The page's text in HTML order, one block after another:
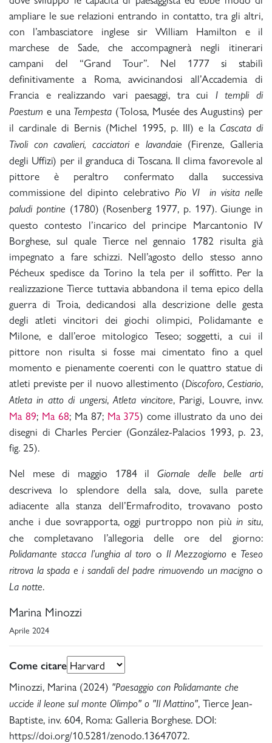
ampliare le sue relazioni entrando in contatto, tra gli altri,
con l’ambasciatore inglese sir William Hamilton e il
marchese de Sade, che accompagnerà negli itinerari
campani del “Grand Tour”. Nel 1777 si stabilì
definitivamente a Roma, avvicinandosi all’Accademia di
Francia e realizzando vari paesaggi, tra cui
I templi di
Paestum e una Tempesta (Tolosa, Musée des Augustins) per
il cardinale di Bernis (Michel 1995, p. III) e la Cascata di
Tivoli con cavalieri, cacciatori e lavandaie (Firenze, Galleria
degli Uffizi) per il granduca di Toscana. Il clima favorevole al
pittore è peraltro confermato dalla successiva
commissione del dipinto celebrativoPio VI in visita nelle
paludi pontine (1780) (Rosenberg 1977, p. 197). Giunge in
questo contesto l’incarico del principe Marcantonio IV
Borghese, sul quale Tierce nel gennaio 1782 risulta già
impegnato a fare schizzi. Nell’agosto dello stesso anno
Pécheux spedisce da Torino la tela per il soffitto. Per la
realizzazione Tierce tuttavia abbandona il tema epico della
guerra di Troia, dedicandosi alla descrizione delle gesta
degli atleti vincitori dei giochi olimpici, Polidamante e
Milone, e dall’eroe mitologico Teseo; soggetti, a cui il
pittore non risulta si fosse mai cimentato fino a quel
momento e pienamente coerenti con le quattro statue di
atleti previste per il nuovo allestimento (Discoforo,Cestiario,
Atleta in atto di ungersi,Atleta vincitore, Parigi, Louvre, invv.
Ma 89; Ma 68; Ma 87; Ma 375) come illustrato da uno dei
disegni di Charles Percier (González-Palacios 1993, p. 23,
fig. 25).
Nel mese di maggio 1784 il Giornale delle belle arti
descriveva lo splendore della sala, dove, sulla parete
adiacente alla stanza dell’Ermafrodito, trovavano posto
anche i due sovrapporta, oggi purtroppo non piùin situ,
che completavano l’allegoria delle ore del giorno:
Polidamante stacca l’unghia al toro oIl Mezzogiorno e Teseo
ritrova la spada e i sandali del padre rimuovendo un macigno o
La notte.
Marina Minozzi
Aprile 2024
Come citare
Minozzi, Marina (2024) "Paesaggio con Polidamante che
uccide il leone sul monte Olimpo" o "Il Mattino", Tierce Jean-
Baptiste, inv. 604, Roma: Galleria Borghese. DOI:
https://doi.org/10.5281/zenodo.13647072.